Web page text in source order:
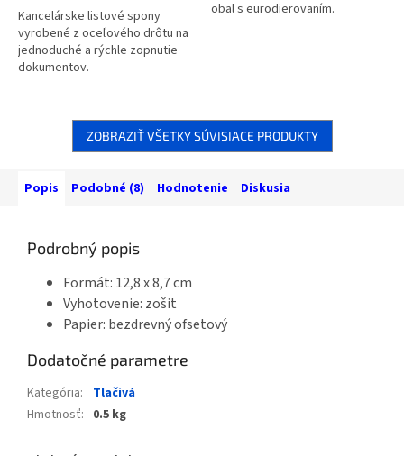
Kancelárske listové spony
vyrobené z oceľového drôtu na
jednoduché a rýchle zopnutie
dokumentov.
obal s eurodierovaním.
ZOBRAZIŤ VŠETKY SÚVISIACE PRODUKTY
Popis Podobné (8) Hodnotenie Diskusia
Podrobný popis
Formát: 12,8 x 8,7 cm
Vyhotovenie: zošit
Papier: bezdrevný ofsetový
Dodatočné parametre
Kategória:
Tlačivá
Hmotnosť: 0.5 kg